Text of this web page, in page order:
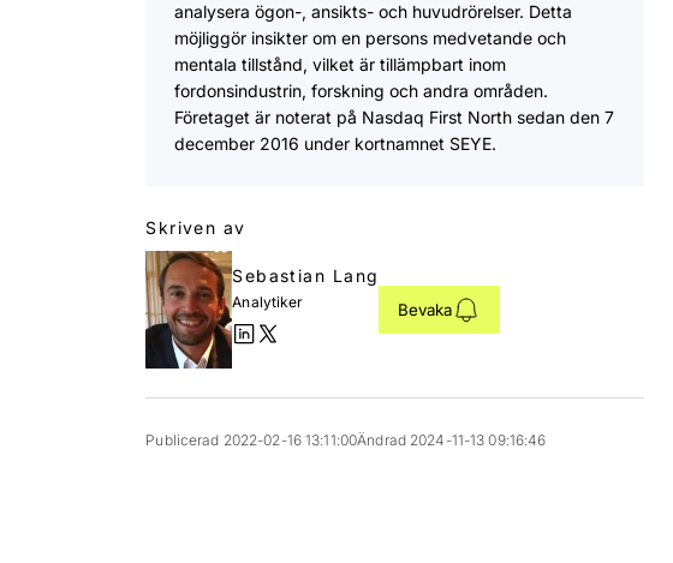
analysera ögon-, ansikts- och huvudrörelser. Detta
möjliggör insikter om en persons medvetande och
mentala tillstånd, vilket är tillämpbart inom
fordonsindustrin, forskning och andra områden.
Företaget är noterat på Nasdaq First North sedan den 7
december 2016 under kortnamnet SEYE.
Skriven av
Sebastian Lang
Analytiker Bevaka
Publicerad 2022-02-16 13:11:00Ändrad 2024-11-13 09:16:46